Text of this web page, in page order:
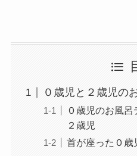
０歳児と２歳児の
０歳児のお風
２歳児
首が座った０歳